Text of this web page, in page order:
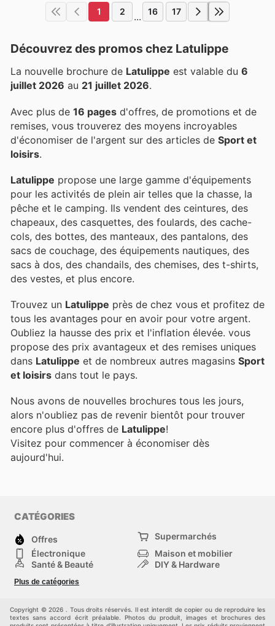
1 2 ... 16 17
Découvrez des promos chez Latulippe
La nouvelle brochure de Latulippe est valable du 6
juillet 2026 au 21 juillet 2026.
Avec plus de 16 pages d'offres, de promotions et de
remises, vous trouverez des moyens incroyables
d'économiser de l'argent sur des articles de Sport et
loisirs.
Latulippe propose une large gamme d'équipements
pour les activités de plein air telles que la chasse, la
pêche et le camping. Ils vendent des ceintures, des
chapeaux, des casquettes, des foulards, des cache-
cols, des bottes, des manteaux, des pantalons, des
sacs de couchage, des équipements nautiques, des
sacs à dos, des chandails, des chemises, des t-shirts,
des vestes, et plus encore.
Trouvez un Latulippe près de chez vous et profitez de
tous les avantages pour en avoir pour votre argent.
Oubliez la hausse des prix et l'inflation élevée. vous
propose des prix avantageux et des remises uniques
dans Latulippe et de nombreux autres magasins Sport
et loisirs dans tout le pays.
Nous avons de nouvelles brochures tous les jours,
alors n'oubliez pas de revenir bientôt pour trouver
encore plus d'offres de Latulippe!
Visitez pour commencer à économiser dès
aujourd'hui.
CATÉGORIES
Offres
Supermarchés
Électronique
Maison et mobilier
Santé & Beauté
DIY & Hardware
Sport et loisirs
Bébé
Plus de catégories
Copyright © 2026 . Tous droits réservés. Il est interdit de copier ou de reproduire les
textes sans accord écrit préalable. Photos du produit, images et brochures des